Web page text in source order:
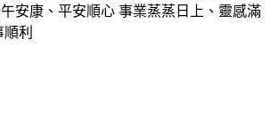
安康、平安順心 事業蒸蒸日上、靈感滿
利